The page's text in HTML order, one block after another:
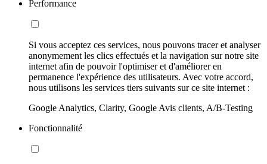
Performance
Si vous acceptez ces services, nous pouvons tracer et analyser
anonymement les clics effectués et la navigation sur notre site
internet afin de pouvoir l'optimiser et d'améliorer en
permanence l'expérience des utilisateurs. Avec votre accord,
nous utilisons les services tiers suivants sur ce site internet :
Google Analytics, Clarity, Google Avis clients, A/B-Testing
Fonctionnalité